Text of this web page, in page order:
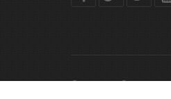
© Copyright © 2010-